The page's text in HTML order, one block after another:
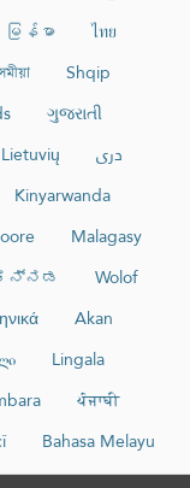
မြန်မာ
ไทย
Shqip
ગુજરાતી
Lietuvių
دری
Kinyarwanda
Malagasy
Wolof
Akan
Lingala
ਪੰਜਾਬੀ
Bahasa Melayu